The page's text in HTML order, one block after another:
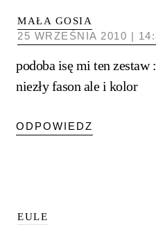
MAŁA GOSIA
25 WRZEŚNIA 2010 |
podoba isę mi ten
niezły fason ale i kolor
ODPOWIEDZ
EULE